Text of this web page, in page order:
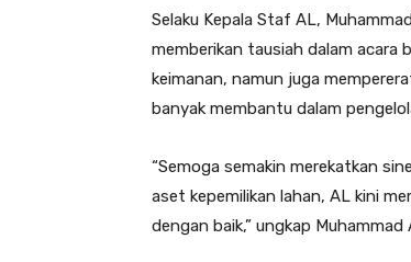
Selaku Kepala Staf AL,
memberikan tausiah dalam acara
keimanan, namun juga
banyak membantu dalam
“Semoga semakin merekatkan
aset kepemilikan lahan, AL kini
dengan baik,” ungkap Muhammad